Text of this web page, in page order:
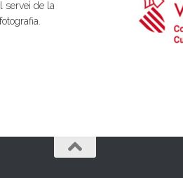
servei de la